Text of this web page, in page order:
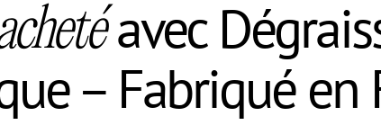
avec
– Fabriqué en